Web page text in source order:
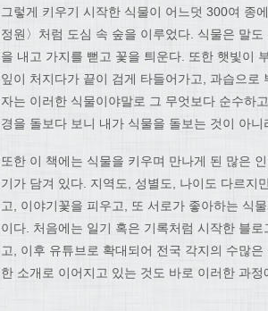
그렇게 키우기 시작한 식물이 어느덧 300여 종
정원〉처럼 도심 속 숲을 이루었다. 식물은 말
을 내고 가지를 뻗고 꽃을 틔운다. 또한 햇빛이
잎이 처지다가 끝이 검게 타들어가고, 과습으
자는 이러한 식물이야말로 그 무엇보다 순수하
경을 돌보다 보니 내가 식물을 돌보는 것이 아
또한 이 책에는 식물을 키우며 만나게 된 많은
기가 담겨 있다. 지역도, 성별도, 나이도 다르지
고, 이야기꽃을 피우고, 또 서로가 좋아하는 식
이다. 처음에는 일기 혹은 기록처럼 시작한 블
고, 이후 유튜브로 확대되어 전국 각지의 수많
한 소개로 이어지고 있는 것도 바로 이러한 과정